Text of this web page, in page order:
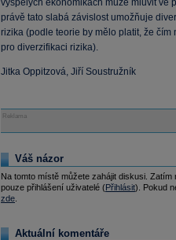
vyspělých ekonomikách může mluvit ve
právě tato slabá závislost umožňuje
rizika (podle teorie by mělo platit, že
pro diverzifikaci rizika).
Jitka Oppitzová, Jiří Soustružník
Reklama
Váš názor
Na tomto místě můžete zahájit diskusi.
pouze přihlášení uživatelé (Přihlásit). Pokud
zde
Aktuální komentáře